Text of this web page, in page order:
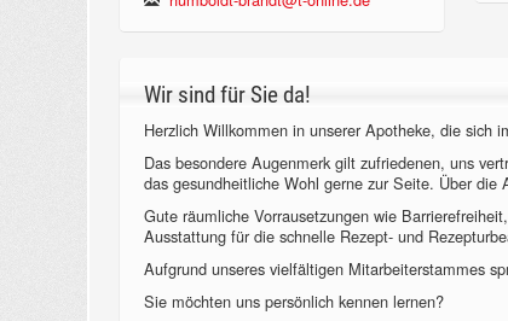
Wir sind für Sie da!
Herzlich Willkommen in unserer Apotheke, die sich
Das besondere Augenmerk gilt zufriedenen, uns
das gesundheitliche Wohl gerne zur Seite. Über
Gute räumliche Vorrausetzungen wie
Ausstattung für die schnelle Rezept- und
Aufgrund unseres vielfältigen Mitarbeiterstammes
Sie möchten uns persönlich kennen lernen?